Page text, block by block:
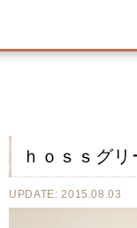
ｈｏｓｓグ
UPDATE: 2015.08.03